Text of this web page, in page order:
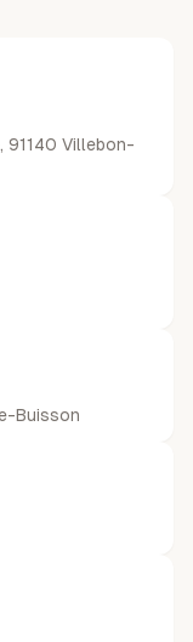
91140 Villebon-
Buisson